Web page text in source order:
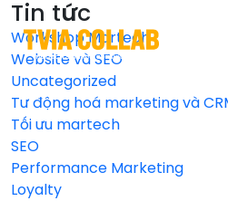
Tin tức
Workshop Martech
Website và SEO
Uncategorized
Tư động hoá marketing và
Tối ưu martech
SEO
Performance Marketing
Loyalty